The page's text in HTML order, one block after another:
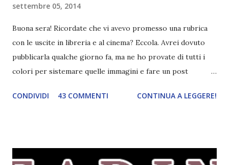
settembre 05, 2014
Buona sera! Ricordate che vi avevo promesso una rubrica
con le uscite in libreria e al cinema? Eccola. Avrei dovuto
pubblicarla qualche giorno fa, ma ne ho provate di tutti i
colori per sistemare quelle immagini e fare un post
leggere la trama cliccate sulla copertina. Vi ho segnalato
riguarda i suoi romanzi thriller. Per il momento sono
CONDIVIDI 43 COMMENTI CONTINUA A LEGGERE!